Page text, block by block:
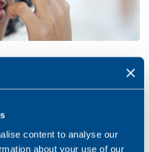
content to analyse our
about your use of our